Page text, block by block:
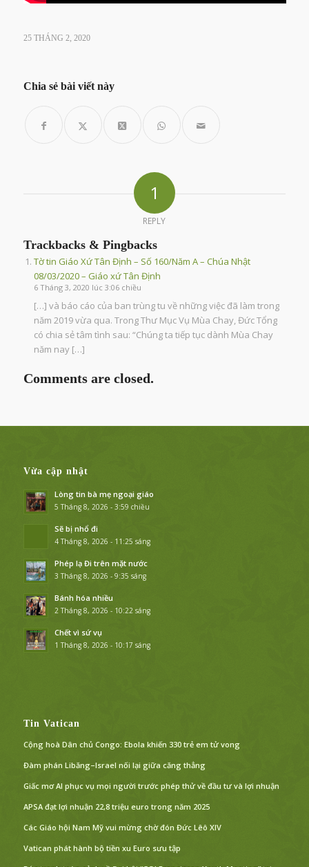
25 THÁNG 2, 2020
Chia sẻ bài viết này
1
REPLY
Trackbacks & Pingbacks
Tờ tin Giáo Xứ Tân Định – Số 160/Năm A – Chúa Nhật
08/03/2020 – Giáo xứ Tân Định
6 Tháng 3, 2020 lúc 3:06 chiều
[…] và báo cáo của ban trùng tu về những việc đã làm trong
năm 2019 vừa qua. Trong Thư Mục Vụ Mùa Chay, Đức Tổng
có chia sẻ tâm tình sau: “Chúng ta tiếp tục dành Mùa Chay
năm nay […]
Comments are closed.
Vừa cập nhật
Lòng tin bà mẹ ngoại giáo
5 Tháng 8, 2026 - 3:59 chiều
Sẽ bị nhổ đi
4 Tháng 8, 2026 - 11:25 sáng
Phép lạ Đi trên mặt nước
3 Tháng 8, 2026 - 9:35 sáng
Bánh hóa nhiều
2 Tháng 8, 2026 - 10:22 sáng
Chết vì sứ vụ
1 Tháng 8, 2026 - 10:17 sáng
Tin Vatican
Cộng hoà Dân chủ Congo: Ebola khiến 330 trẻ em tử vong
Đàm phán Libăng–Israel nối lại giữa căng thẳng
Giấc mơ AI phục vụ mọi người trước phép thử về đầu tư và lợi nhuận
APSA đạt lợi nhuận 22,8 triệu euro trong năm 2025
Các Giáo hội Nam Mỹ vui mừng chờ đón Đức Lêô XIV
Vatican phát hành bộ tiền xu Euro sưu tập